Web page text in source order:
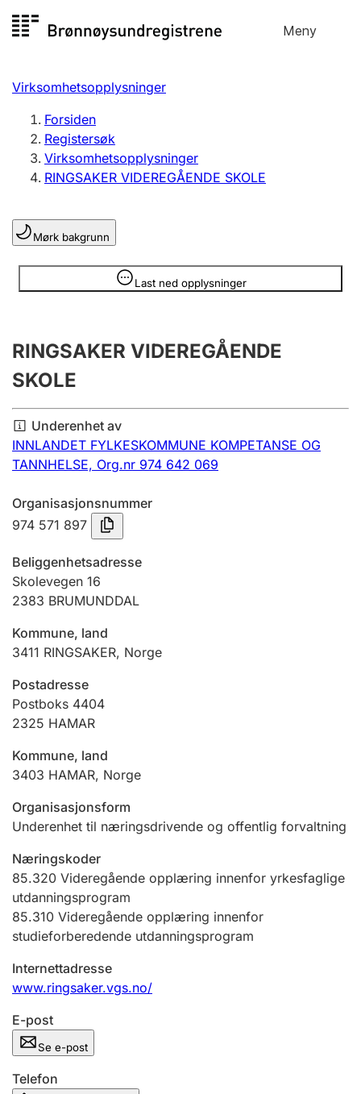
til
Meny
Registersøk
Aksjeselskap
Enkeltpersonforetak
Registrere, endre, slette
Lag og forening
Registrere, endre, slette
Årsregnskap
Innsending og forsinkelsesgebyr
Tinglysing
Jeger
Ektepaktveileder
Andre tema
Virksomhetsopplysninger
Forsiden
Registersøk
Virksomhetsopplysninger
RINGSAKER VIDEREGÅENDE SKOLE
Mørk bakgrunn
Last ned opplysninger
Opplysninger er skjult
RINGSAKER VIDEREGÅENDE
SKOLE
Underenhet av
INNLANDET FYLKESKOMMUNE KOMPETANSE OG
TANNHELSE, Org.nr 974 642 069
Organisasjonsnummer
974 571 897
Beliggenhetsadresse
Skolevegen 16
2383 BRUMUNDDAL
Kommune, land
3411 RINGSAKER, Norge
Postadresse
Postboks 4404
2325 HAMAR
Kommune, land
3403 HAMAR, Norge
Organisasjonsform
Underenhet til næringsdrivende og offentlig forvaltning
Næringskoder
85.320 Videregående opplæring innenfor yrkesfaglige
utdanningsprogram
85.310 Videregående opplæring innenfor
studieforberedende utdanningsprogram
Internettadresse
www.ringsaker.vgs.no/
E-post
Se e-post
Telefon